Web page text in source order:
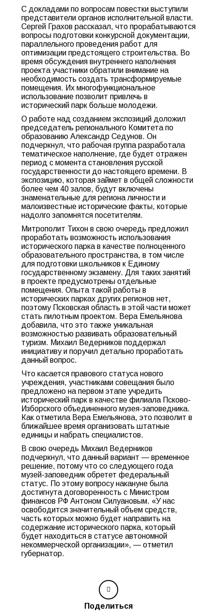
С докладами по вопросам повестки выступили
представители органов исполнительной власти.
Сергей Грахов рассказал, что прорабатываются
вопросы подготовки конкурсной документации,
параллельного проведения работ для
оптимизации предстоящего строительства. Во
время обсуждения внутреннего наполнения
проекта участники обратили внимание на
необходимость создать трансформируемые
помещения. Их многофункциональное
использование позволит привлечь в
исторический парк больше молодежи.
О работе над созданием экспозиций доложил
председатель регионального Комитета по
образованию Александр Седунов. Он
подчеркнул, что рабочая группа разработала
тематическое наполнение, где будет отражен
период с момента становления русской
государственности до настоящего времени. В
экспозицию, которая займет в общей сложности
более чем 40 залов, будут включены
знаменательные для региона личности и
малоизвестные исторические факты, которые
надолго запомнятся посетителям.
Митрополит Тихон в свою очередь предложил
проработать возможность использования
исторического парка в качестве полноценного
образовательного пространства, в том числе
для подготовки школьников к Единому
государственному экзамену. Для таких занятий
в проекте предусмотрены отдельные
помещения. Опыта такой работы в
исторических парках других регионов нет,
поэтому Псковская область в этой части может
стать пилотным проектом. Вера Емельянова
добавила, что это также уникальная
возможностью развивать образовательный
туризм. Михаил Ведерников поддержал
инициативу и поручил детально проработать
данный вопрос.
Что касается правового статуса нового
учреждения, участниками совещания было
предложено на первом этапе учредить
исторический парк в качестве филиала Псково-
Изборского объединенного музея-заповедника.
Как отметила Вера Емельянова, это позволит в
ближайшее время организовать штатные
единицы и набрать специалистов.
В свою очередь Михаил Ведерников
подчеркнул, что данный вариант — временное
решение, потому что со следующего года
музей-заповедник обретет федеральный
статус. По этому вопросу накануне была
достигнута договоренность с Министром
финансов РФ Антоном Силуановым. «У нас
освободится значительный объем средств,
часть которых можно будет направить на
содержание исторического парка, который
будет находиться в статусе автономной
некоммерческой организации», — отметил
губернатор.
Поделиться